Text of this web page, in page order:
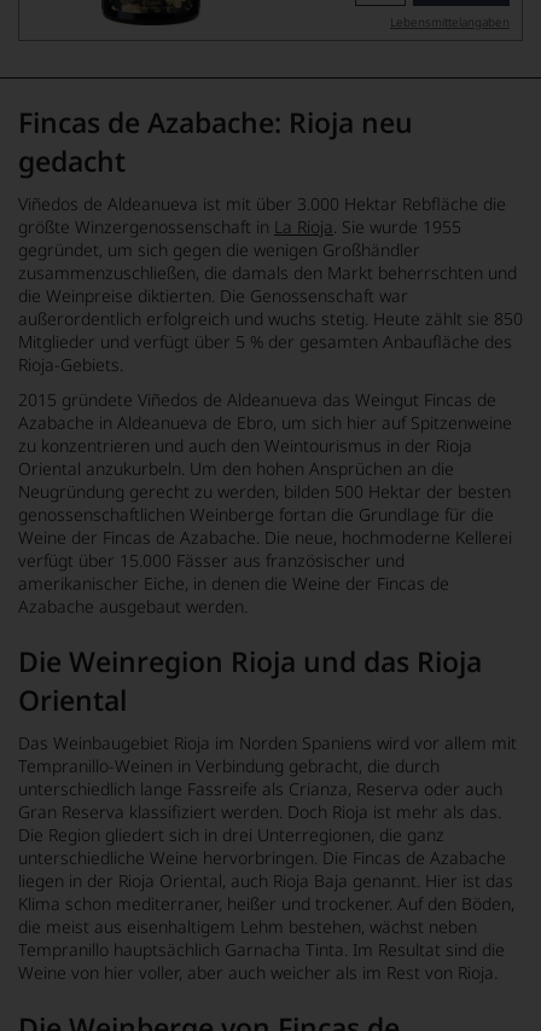
Lebensmittel­angaben
Fincas de Azabache: Rioja neu
gedacht
Viñedos de Aldeanueva ist mit über 3.000 Hektar Rebfläche die
größte Winzergenossenschaft in La Rioja. Sie wurde 1955
gegründet, um sich gegen die wenigen Großhändler
zusammenzuschließen, die damals den Markt beherrschten und
die Weinpreise diktierten. Die Genossenschaft war
außerordentlich erfolgreich und wuchs stetig. Heute zählt sie 850
Mitglieder und verfügt über 5 % der gesamten Anbaufläche des
Rioja-Gebiets.
2015 gründete Viñedos de Aldeanueva das Weingut Fincas de
Azabache in Aldeanueva de Ebro, um sich hier auf Spitzenweine
zu konzentrieren und auch den Weintourismus in der Rioja
Oriental anzukurbeln. Um den hohen Ansprüchen an die
Neugründung gerecht zu werden, bilden 500 Hektar der besten
genossenschaftlichen Weinberge fortan die Grundlage für die
Weine der Fincas de Azabache. Die neue, hochmoderne Kellerei
verfügt über 15.000 Fässer aus französischer und
amerikanischer Eiche, in denen die Weine der Fincas de
Azabache ausgebaut werden.
Die Weinregion Rioja und das Rioja
Oriental
Das Weinbaugebiet Rioja im Norden Spaniens wird vor allem mit
Tempranillo-Weinen in Verbindung gebracht, die durch
unterschiedlich lange Fassreife als Crianza, Reserva oder auch
Gran Reserva klassifiziert werden. Doch Rioja ist mehr als das.
Die Region gliedert sich in drei Unterregionen, die ganz
unterschiedliche Weine hervorbringen. Die Fincas de Azabache
liegen in der Rioja Oriental, auch Rioja Baja genannt. Hier ist das
Klima schon mediterraner, heißer und trockener. Auf den Böden,
die meist aus eisenhaltigem Lehm bestehen, wächst neben
Tempranillo hauptsächlich Garnacha Tinta. Im Resultat sind die
Weine von hier voller, aber auch weicher als im Rest von Rioja.